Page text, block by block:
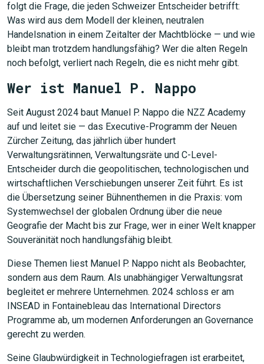
folgt die Frage, die jeden Schweizer Entscheider betrifft:
Was wird aus dem Modell der kleinen, neutralen
Handelsnation in einem Zeitalter der Machtblöcke — und wie
bleibt man trotzdem handlungsfähig? Wer die alten Regeln
noch befolgt, verliert nach Regeln, die es nicht mehr gibt.
Wer ist Manuel P. Nappo
Seit August 2024 baut Manuel P. Nappo die NZZ Academy
auf und leitet sie — das Executive-Programm der Neuen
Zürcher Zeitung, das jährlich über hundert
Verwaltungsrätinnen, Verwaltungsräte und C-Level-
Entscheider durch die geopolitischen, technologischen und
wirtschaftlichen Verschiebungen unserer Zeit führt. Es ist
die Übersetzung seiner Bühnenthemen in die Praxis: vom
Systemwechsel der globalen Ordnung über die neue
Geografie der Macht bis zur Frage, wer in einer Welt knapper
Souveränität noch handlungsfähig bleibt.
Diese Themen liest Manuel P. Nappo nicht als Beobachter,
sondern aus dem Raum. Als unabhängiger Verwaltungsrat
begleitet er mehrere Unternehmen. 2024 schloss er am
INSEAD in Fontainebleau das International Directors
Programme ab, um modernen Anforderungen an Governance
gerecht zu werden.
Seine Glaubwürdigkeit in Technologiefragen ist erarbeitet,
JETZT SUCHEN